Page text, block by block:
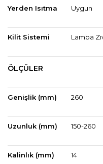
Yerden Isıtma Uygun
Kilit Sistemi Lamba
ÖLÇÜLER
Genişlik (mm) 260
Uzunluk (mm) 150-260
Kalinlık (mm) 14